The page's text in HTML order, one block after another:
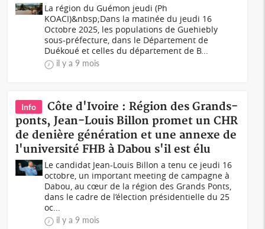
La région du Guémon jeudi (Ph
KOACI)&nbsp;Dans la matinée du jeudi 16
Octobre 2025, les populations de Guehiebly
sous-préfecture, dans le Département de
Duékoué et celles du département de B...
il y a 9 mois
Info
Côte d'Ivoire : Région des Grands-
ponts, Jean-Louis Billon promet un CHR
de denière génération et une annexe de
l'université FHB à Dabou s'il est élu
Le candidat Jean-Louis Billon a tenu ce jeudi 16
octobre, un important meeting de campagne à
Dabou, au cœur de la région des Grands Ponts,
dans le cadre de l’élection présidentielle du 25
oc...
il y a 9 mois